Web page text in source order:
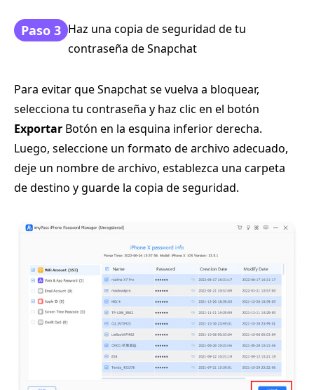
Paso 3 Haz una copia de seguridad de tu
contraseña de Snapchat
Para evitar que Snapchat se vuelva a bloquear,
selecciona tu contraseña y haz clic en el botón
Exportar Botón en la esquina inferior derecha.
Luego, seleccione un formato de archivo adecuado,
deje un nombre de archivo, establezca una carpeta
de destino y guarde la copia de seguridad.